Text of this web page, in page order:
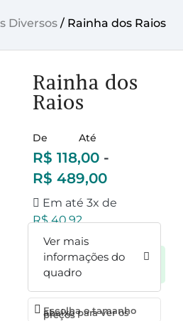
Diversos/ Rainha dos Raios
Rainha dos
Raios
De Até
R$ 118,00 -
R$ 489,00
Em até 3x de
R$40,92
A vista R$ 118,00
no Pix
Ver mais
informações do
quadro
Escolha o tamanho
abaixo para ver os
preços